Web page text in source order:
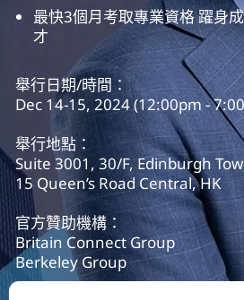
最快3個月考取專業資格 躍身
才
舉行日期/時間：
Dec 14-15, 2024 (12:00pm -
舉行地點：
Suite 3001, 30/F, Edinburgh
15 Queen’s Road Central, HK
官方贊助機構：
Britain Connect Group
Berkeley Group